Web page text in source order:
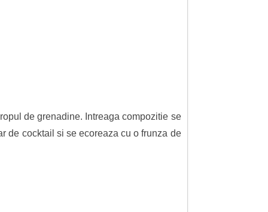
de grenadine. Intreaga compozitie se
de cocktail si se ecoreaza cu o frunza de